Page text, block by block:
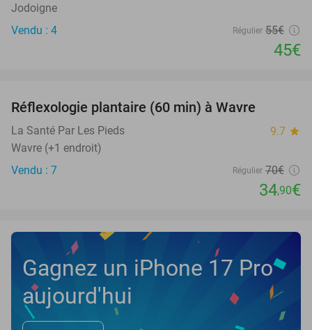
Jodoigne
Vendu : 4
Régulier 55€
45€
TODAY
Réflexologie plantaire (60 min) à Wavre
La Santé Par Les Pieds 9.7 star
Wavre (+1 endroit)
Vendu : 7
Régulier 70€
34,90€
Gagnez un iPhone 17 Pro
aujourd'hui